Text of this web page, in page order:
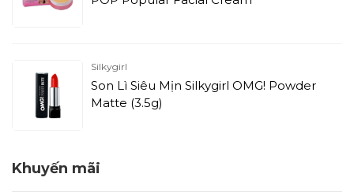
Silkygirl
Son Lì Siêu Mịn Silkygirl OMG! Powder
Matte (3.5g)
Khuyến mãi